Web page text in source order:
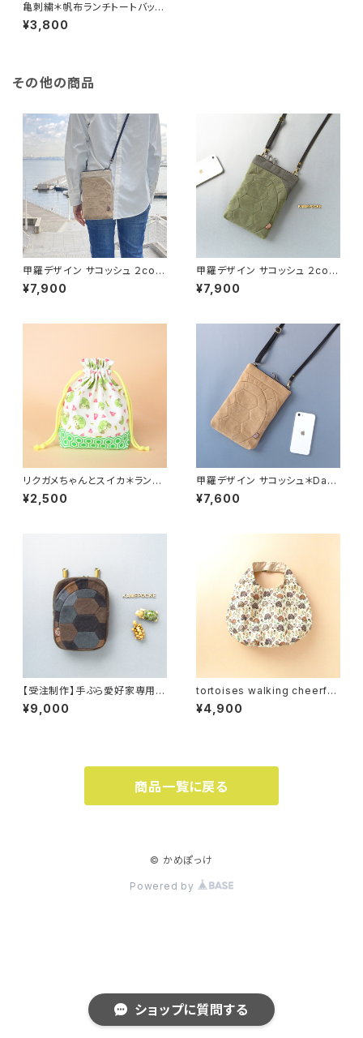
ショップに質問する
亀刺繍＊帆布ランチトートバッグ
＊ネイビー＊甲羅刺繍アースカ
ラー系グラデーション＊
¥3,800
その他の商品
甲羅デザイン サコッシュ ２colo
r＊マッシュルーム×フェザーグレ
ー＊ ショルダーバッグ〈亀甲〉
¥7,900
甲羅デザイン サコッシュ ２colo
r＊カーキグレー×チャコール＊
ショルダーバッグ〈亀甲〉
¥7,900
リクガメちゃんとスイカ＊ランチ
Box巾着 お弁当袋 給食袋
¥2,500
甲羅デザイン サコッシュ＊Dark
Beige ダークベージュ＊ ショル
ダーバッグ〈亀甲〉
¥7,600
【受注制作】手ぶら愛好家専用
甲羅ぽっけウエストバッグ＊Ⅰマ
ルチカラー×５＊大人の移動ポケ
¥9,000
tortoises walking cheerfull
y＊ぷっくりタックバッグ
¥4,900
商品一覧に戻る
© かめぽっけ
Powered by